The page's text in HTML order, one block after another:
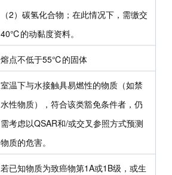
（2）碳氢化合物；在此情况下，需缴交
40℃的动黏度资料。
熔点不低于55℃的固体
室温下与水接触具易燃性的物质（如禁
水性物质），符合该类豁免条件者，仍
需考虑以QSAR和/或交叉参照方式预测
物质的危害。
若已知物质为致癌物第1A或1B级，或生